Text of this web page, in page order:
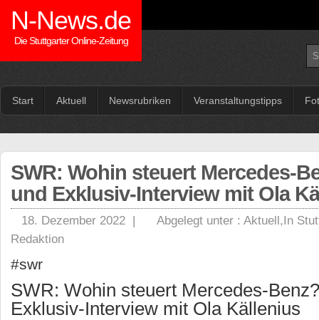
N-News.de
Die Stuttgarter Online-Zeitung
Start Aktuell Newsrubriken Veranstaltungstipps
SWR: Wohin steuert Mercedes-
und Exklusiv-Interview mit Ola
18. Dezember 2022 | Abgelegt unter : Aktuell,In
Redaktion
#swr
SWR: Wohin steuert Mercedes-
Exklusiv-Interview mit Ola Källenius